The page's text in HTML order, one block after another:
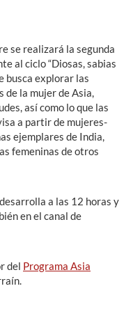
se realizará la segunda
al ciclo “Diosas, sabias
busca explorar las
de la mujer de Asia,
así como lo que las
a partir de mujeres-
ejemplares de India,
femeninas de otros
a las 12 horas y
en el canal de
del Programa Asia